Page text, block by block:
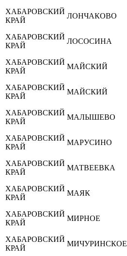
ХАБАРОВСКИЙ
КРАЙ
ЛОНЧАКОВО
ХАБАРОВСКИЙ
КРАЙ
ЛОСОСИНА
ХАБАРОВСКИЙ
КРАЙ
МАЙСКИЙ
ХАБАРОВСКИЙ
КРАЙ
МАЙСКИЙ
ХАБАРОВСКИЙ
КРАЙ
МАЛЫШЕВО
ХАБАРОВСКИЙ
КРАЙ
МАРУСИНО
ХАБАРОВСКИЙ
КРАЙ
МАТВЕЕВКА
ХАБАРОВСКИЙ
КРАЙ
МАЯК
ХАБАРОВСКИЙ
КРАЙ
МИРНОЕ
ХАБАРОВСКИЙ
КРАЙ
МИЧУРИНСКОЕ